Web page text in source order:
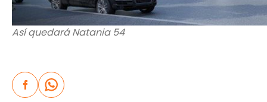
Así quedará Natania 54